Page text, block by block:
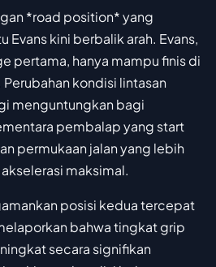
*road position* yang
kini berbalik arah. Evans,
pertama, hanya mampu finis di
kondisi lintasan
menguntungkan bagi
pembalap yang start
permukaan jalan yang lebih
maksimal.
posisi kedua tercepat
bahwa tingkat grip
secara signifikan